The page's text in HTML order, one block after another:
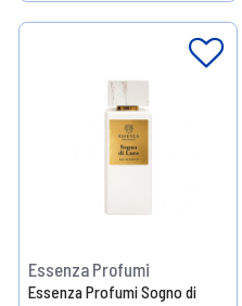
Essenza Profumi
Essenza Profumi Sogno di